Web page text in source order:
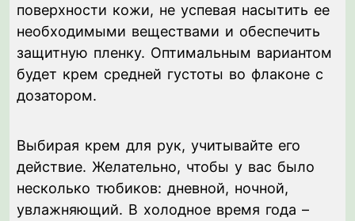
поверхности кожи, не успевая насытить ее
необходимыми веществами и обеспечить
защитную пленку. Оптимальным вариантом
будет крем средней густоты во флаконе с
дозатором.
Выбирая крем для рук, учитывайте его
действие. Желательно, чтобы у вас было
несколько тюбиков: дневной, ночной,
увлажняющий. В холодное время года –